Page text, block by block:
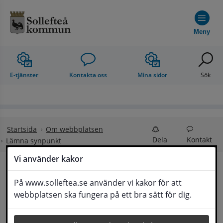
Vi använder kakor
På www.solleftea.se använder vi kakor för att
webbplatsen ska fungera på ett bra sätt för dig.
Meny
E-tjänster Kontakta oss Mina sidor Sök
Startsida
Om webbplatsen
Lämna synpunkt
Dela Kontakt
Lämna synpunkt
Här kan du lämna synpunkter, förslag och